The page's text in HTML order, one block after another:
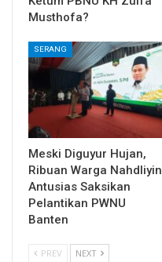
Musthofa?
SERANG
Meski Diguyur Hujan,
Ribuan Warga Nahdliyin
Antusias Saksikan
Pelantikan PWNU
Banten
PREV NEXT